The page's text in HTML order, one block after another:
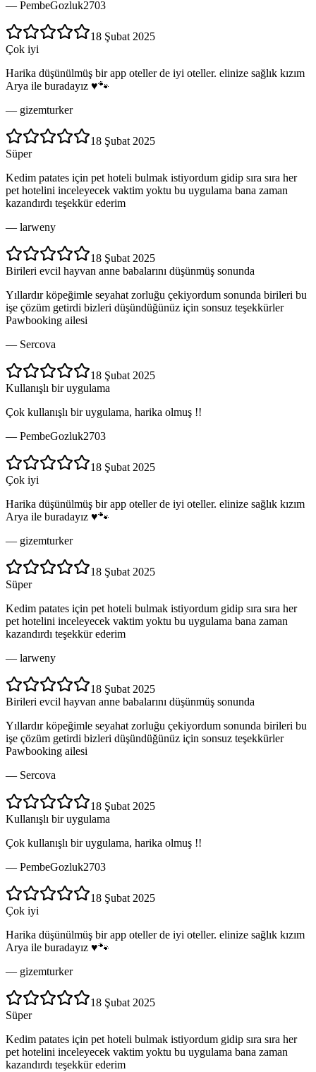
— PembeGozluk2703
18 Şubat 2025
Çok iyi
Harika düşünülmüş bir app oteller de iyi oteller. elinize sağlık kızım
Arya ile buradayız ♥️🐾
— gizemturker
18 Şubat 2025
Süper
Kedim patates için pet hoteli bulmak istiyordum gidip sıra sıra her
pet hotelini inceleyecek vaktim yoktu bu uygulama bana zaman
kazandırdı teşekkür ederim
— larweny
18 Şubat 2025
Birileri evcil hayvan anne babalarını düşünmüş sonunda
Yıllardır köpeğimle seyahat zorluğu çekiyordum sonunda birileri bu
işe çözüm getirdi bizleri düşündüğünüz için sonsuz teşekkürler
Pawbooking ailesi
— Sercova
18 Şubat 2025
Kullanışlı bir uygulama
Çok kullanışlı bir uygulama, harika olmuş !!
— PembeGozluk2703
18 Şubat 2025
Çok iyi
Harika düşünülmüş bir app oteller de iyi oteller. elinize sağlık kızım
Arya ile buradayız ♥️🐾
— gizemturker
18 Şubat 2025
Süper
Kedim patates için pet hoteli bulmak istiyordum gidip sıra sıra her
pet hotelini inceleyecek vaktim yoktu bu uygulama bana zaman
kazandırdı teşekkür ederim
— larweny
18 Şubat 2025
Birileri evcil hayvan anne babalarını düşünmüş sonunda
Yıllardır köpeğimle seyahat zorluğu çekiyordum sonunda birileri bu
işe çözüm getirdi bizleri düşündüğünüz için sonsuz teşekkürler
Pawbooking ailesi
— Sercova
18 Şubat 2025
Kullanışlı bir uygulama
Çok kullanışlı bir uygulama, harika olmuş !!
— PembeGozluk2703
18 Şubat 2025
Çok iyi
Harika düşünülmüş bir app oteller de iyi oteller. elinize sağlık kızım
Arya ile buradayız ♥️🐾
— gizemturker
18 Şubat 2025
Süper
Kedim patates için pet hoteli bulmak istiyordum gidip sıra sıra her
pet hotelini inceleyecek vaktim yoktu bu uygulama bana zaman
kazandırdı teşekkür ederim